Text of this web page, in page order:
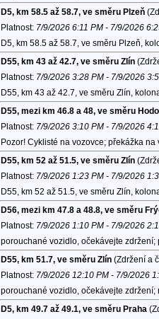
D5, km 58.5 až 58.7, ve směru Plzeň
Platnost: 7/9/2026 6:11 PM - 7/9/2026
D5, km 58.5 až 58.7, ve směru Plzeň,
D55, km 43 až 42.7, ve směru Zlín
Platnost: 7/9/2026 3:28 PM - 7/9/2026
D55, km 43 až 42.7, ve směru Zlín,
D55, mezi km 46.8 a 48, ve směru
Platnost: 7/9/2026 3:10 PM - 7/9/2026
Pozor! Cyklisté na vozovce; překážka
D55, km 52 až 51.5, ve směru Zlín
Platnost: 7/9/2026 1:23 PM - 7/9/2026
D55, km 52 až 51.5, ve směru Zlín,
D56, mezi km 47.8 a 48.8, ve směru
Platnost: 7/9/2026 1:10 PM - 7/9/2026
porouchané vozidlo, očekávejte
D55, km 51.7, ve směru Zlín(Zdržení a
Platnost: 7/9/2026 12:10 PM - 7/9/2026
porouchané vozidlo, očekávejte
D5, km 49.7 až 49.1, ve směru Praha